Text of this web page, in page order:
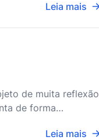
Leia mais
de muita reflexão
de forma
Leia mais